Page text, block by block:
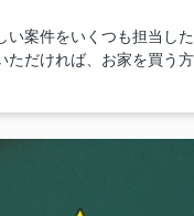
案件をいくつも担当し
だければ、お家を買う